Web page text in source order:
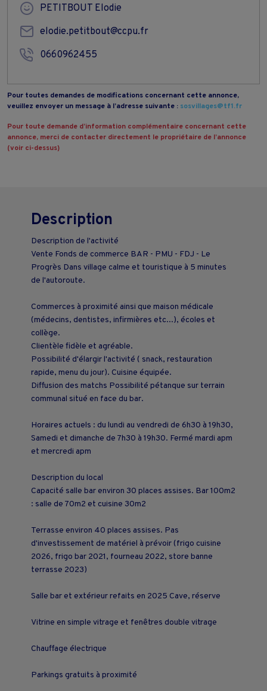
PETITBOUT Elodie
elodie.petitbout@ccpu.fr
0660962455
Pour toutes demandes de modifications concernant cette annonce,
veuillez envoyer un message à l’adresse suivante : sosvillages@tf1.fr
Pour toute demande d’information complémentaire concernant cette
annonce, merci de contacter directement le propriétaire de l’annonce
(voir ci-dessus)
Description
Description de l'activité
Vente Fonds de commerce BAR - PMU - FDJ - Le
Progrès Dans village calme et touristique à 5 minutes
de l'autoroute.
Commerces à proximité ainsi que maison médicale
(médecins, dentistes, infirmières etc...), écoles et
collège.
Clientèle fidèle et agréable.
Possibilité d'élargir l'activité ( snack, restauration
rapide, menu du jour). Cuisine équipée.
Diffusion des matchs Possibilité pétanque sur terrain
communal situé en face du bar.
Horaires actuels : du lundi au vendredi de 6h30 à 19h30,
Samedi et dimanche de 7h30 à 19h30. Fermé mardi apm
et mercredi apm
Description du local
Capacité salle bar environ 30 places assises. Bar 100m2
: salle de 70m2 et cuisine 30m2
Terrasse environ 40 places assises. Pas
d'investissement de matériel à prévoir (frigo cuisine
2026, frigo bar 2021, fourneau 2022, store banne
terrasse 2023)
Salle bar et extérieur refaits en 2025 Cave, réserve
Vitrine en simple vitrage et fenêtres double vitrage
Chauffage électrique
Parkings gratuits à proximité